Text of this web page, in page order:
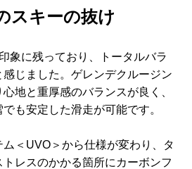
スキーの抜け
象に残っており、トータルバラ
じました。ゲレンデクルージン
地と重厚感のバランスが良く、
も安定した滑走が可能です。
＜UVO＞から仕様が変わり、タ
レスのかかる箇所にカーボンフ